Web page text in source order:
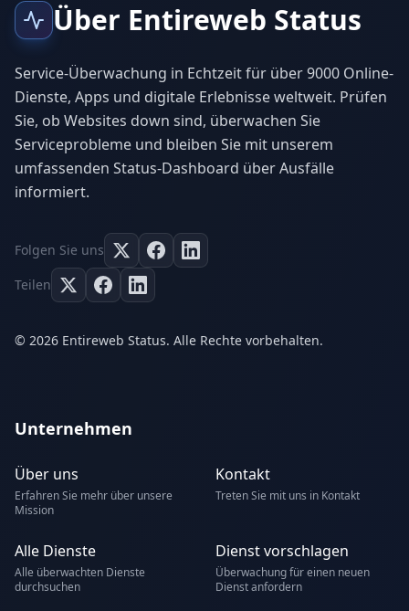
Über Entireweb Status
Service-Überwachung in Echtzeit für über 9000 Online-
Dienste, Apps und digitale Erlebnisse weltweit. Prüfen
Sie, ob Websites down sind, überwachen Sie
Serviceprobleme und bleiben Sie mit unserem
umfassenden Status-Dashboard über Ausfälle
informiert.
Folgen Sie uns
Teilen
© 2026 Entireweb Status. Alle Rechte vorbehalten.
Unternehmen
Über uns
Erfahren Sie mehr über unsere
Mission
Kontakt
Treten Sie mit uns in Kontakt
Alle Dienste
Alle überwachten Dienste
durchsuchen
Dienst vorschlagen
Überwachung für einen neuen
Dienst anfordern